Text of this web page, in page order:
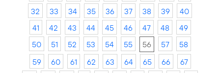
32
33 34 35 36 37 38 39
40
41
42 43 44 45 46 47 48
49
50
51 52 53 54 55 56 57
58
59
60 61 62 63 64 65 66
67